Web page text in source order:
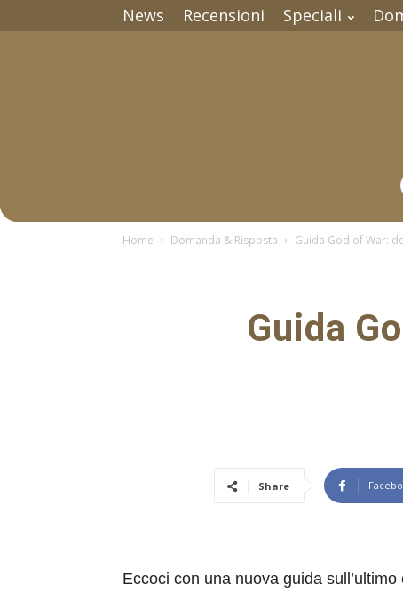
News Recensioni Speciali
Home Domanda & Risposta Guida God of War:
Guida
Share
Eccoci con una nuova guida sull’ultimo